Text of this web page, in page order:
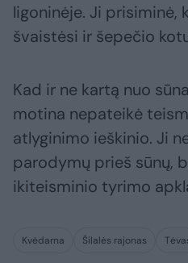
ligoninėje. Ji prisiminė,
švaistėsi ir šepečio
Kad ir ne kartą nuo
motina nepateikė
atlyginimo ieškinio. Ji
parodymų prieš sūnų,
ikiteisminio tyrimo
Kvėdarna Šilalės rajonas